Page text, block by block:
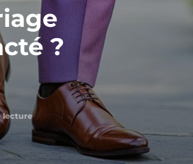
?
lecture